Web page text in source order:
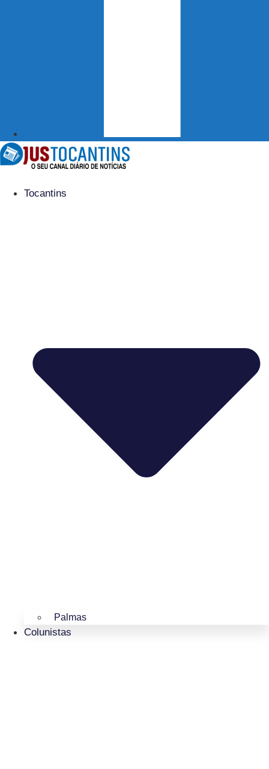
Tocantins
Palmas
Colunistas